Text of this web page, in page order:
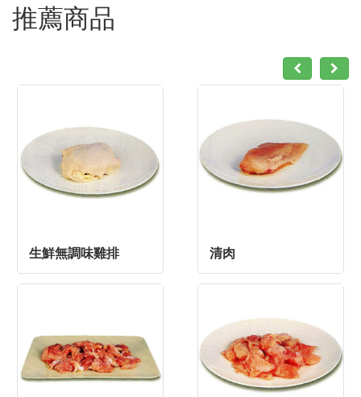
推薦商品
生鮮無調味雞排 清肉